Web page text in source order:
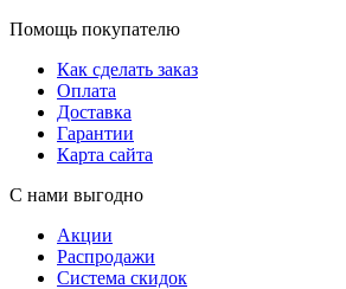
Помощь покупателю
Как сделать заказ
Оплата
Доставка
Гарантии
Карта сайта
С нами выгодно
Акции
Распродажи
Система скидок